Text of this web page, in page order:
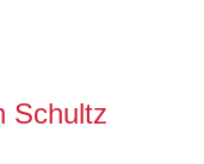
Schultz